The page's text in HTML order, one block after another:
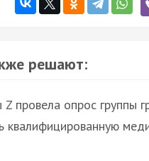
решают:
Z провела опрос
квалифицированную